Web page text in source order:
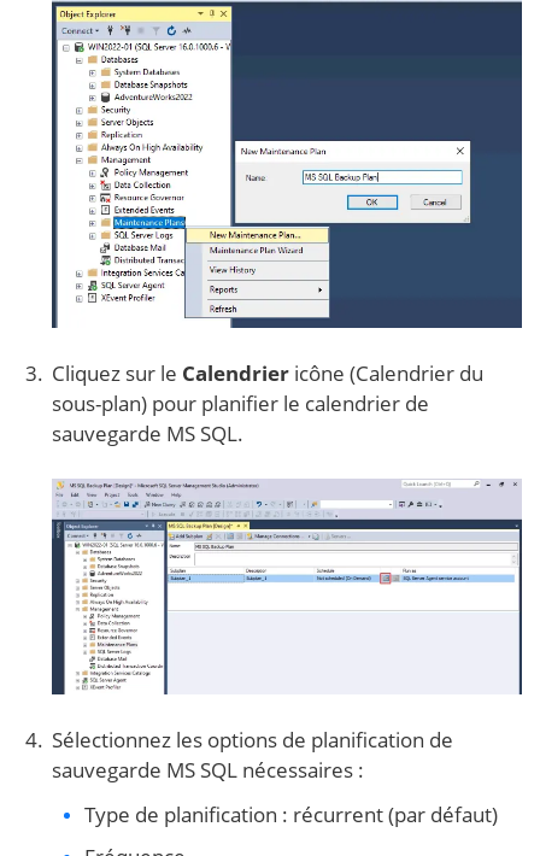
Cliquez sur le Calendrier icône (Calendrier du
sous-plan) pour planifier le calendrier de
sauvegarde MS SQL.
Sélectionnez les options de planification de
sauvegarde MS SQL nécessaires :
Type de planification : récurrent (par défaut)